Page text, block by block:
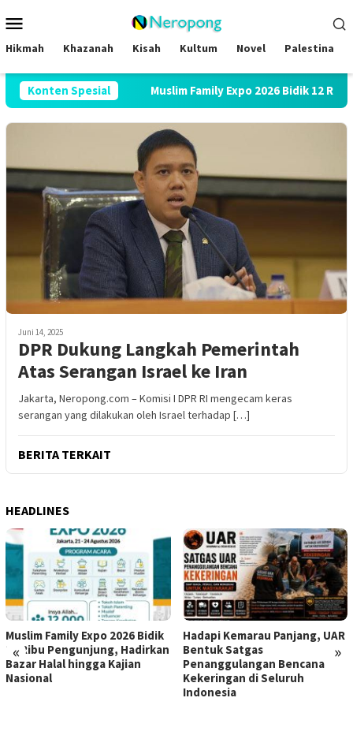
ke
kontenMobile
Hikmah Khazanah Kisah Kultum Novel Palestina
Konten Spesial
Haji Muslim Family Expo 2026 Bidik 12 Ribu
Juni 14, 2025
DPR Dukung Langkah Pemerintah
Atas Serangan Israel ke Iran
Jakarta, Neropong.com – Komisi I DPR RI mengecam keras
serangan yang dilakukan oleh Israel terhadap […]
BERITA TERKAIT
HEADLINES
« »
Muslim Family Expo 2026 Bidik
12 Ribu Pengunjung, Hadirkan
Bazar Halal hingga Kajian
Nasional
Hadapi Kemarau Panjang, UAR
Bentuk Satgas
Penanggulangan Bencana
Kekeringan di Seluruh
Indonesia